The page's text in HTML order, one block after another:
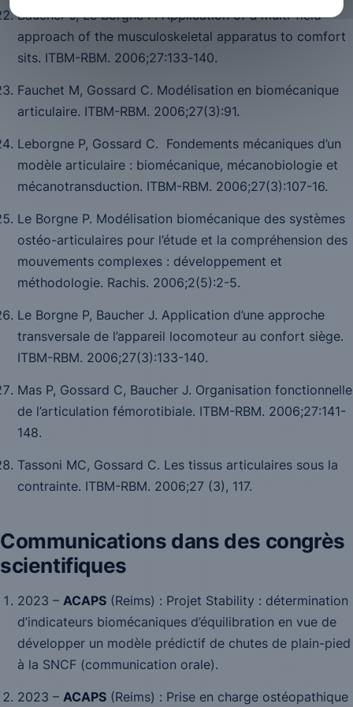
Baucher J, Le Borgne P. Application of a multi-field
approach of the musculoskeletal apparatus to comfort
sits. ITBM-RBM. 2006;27:133‑140.
Fauchet M, Gossard C. Modélisation en biomécanique
articulaire. ITBM-RBM. 2006;27(3):91.
Leborgne P, Gossard C. Fondements mécaniques d’un
modèle articulaire : biomécanique, mécanobiologie et
mécanotransduction. ITBM-RBM. 2006;27(3):107-16.
Le Borgne P. Modélisation biomécanique des systèmes
ostéo-articulaires pour l’étude et la compréhension des
mouvements complexes : développement et
méthodologie. Rachis. 2006;2(5):2-5.
Le Borgne P, Baucher J. Application d’une approche
transversale de l’appareil locomoteur au confort siège.
ITBM-RBM. 2006;27(3):133-140.
Mas P, Gossard C, Baucher J. Organisation fonctionnelle
de l’articulation fémorotibiale. ITBM-RBM. 2006;27:141-
148.
Tassoni MC, Gossard C. Les tissus articulaires sous la
contrainte. ITBM-RBM. 2006;27 (3), 117.
Communications dans des congrès
scientifiques
2023 – ACAPS (Reims) : Projet Stability : détermination
d’indicateurs biomécaniques d’équilibration en vue de
développer un modèle prédictif de chutes de plain-pied
à la SNCF (communication orale).
2023 – ACAPS (Reims) : Prise en charge ostéopathique